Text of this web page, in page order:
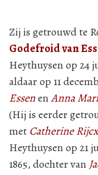
Zij is getrouwd te
Godefroid van
Heythuysen op 24
aldaar op 11
EssenenAnna
(Hij is eerder
met Catherine
Heythuysen op 21
1865, dochter van